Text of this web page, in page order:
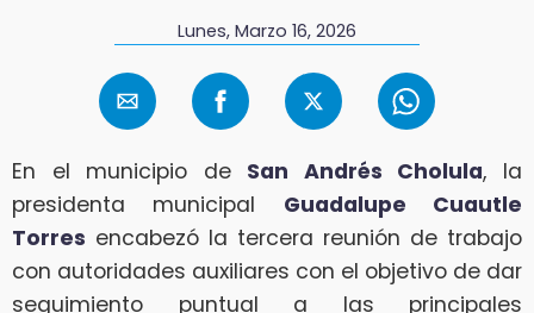
Lunes, Marzo 16, 2026
En el municipio de San Andrés Cholula, la
presidenta municipal Guadalupe Cuautle
Torres encabezó la tercera reunión de trabajo
con autoridades auxiliares con el objetivo de dar
seguimiento puntual a las principales